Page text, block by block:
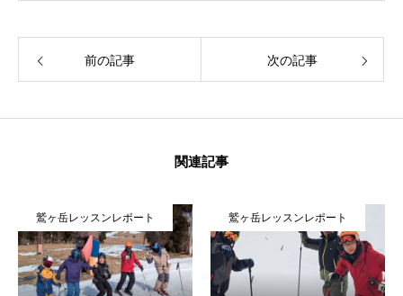
前の記事 次の記事
関連記事
鷲ヶ岳レッスンレポート 鷲ヶ岳レッスンレポート